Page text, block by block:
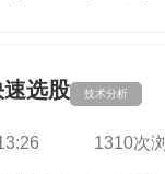
选股 技术分析
1310次